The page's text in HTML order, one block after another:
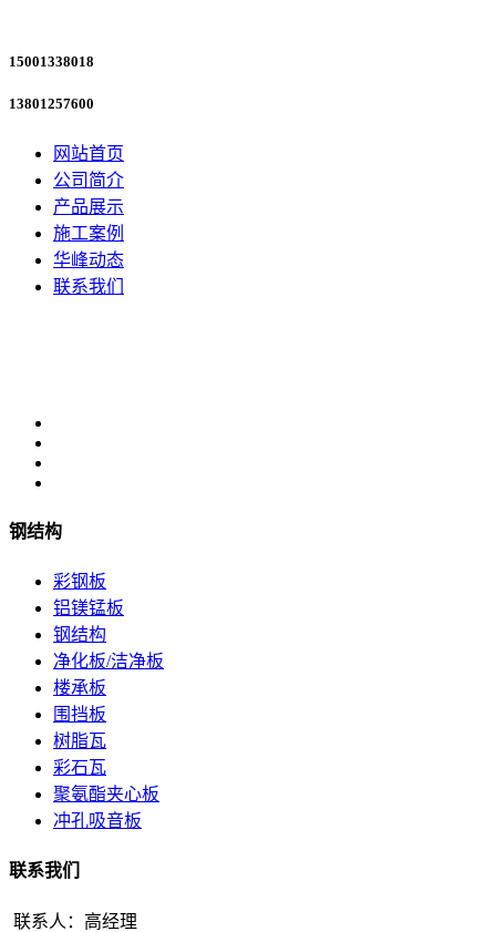
15001338018
13801257600
网站首页
公司简介
产品展示
施工案例
华峰动态
联系我们
钢结构
彩钢板
铝镁锰板
钢结构
净化板/洁净板
楼承板
围挡板
树脂瓦
彩石瓦
聚氨酯夹心板
冲孔吸音板
联系我们
联系人：高经理